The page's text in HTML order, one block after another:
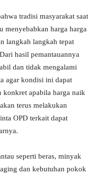
tradisi masyarakat saat
menyebabkan harga harga
langkah langkah tepat
hasil pemantauannya
dan tidak mengalami
agar kondisi ini dapat
konkret apabila harga naik
terus melakukan
OPD terkait dapat
seperti beras, minyak
dan kebutuhan pokok